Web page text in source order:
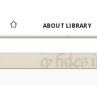
ABOUT LIBRARY